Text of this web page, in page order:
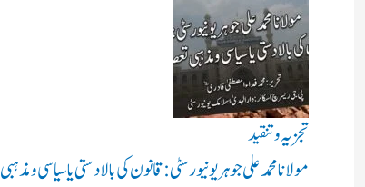
تجزیہ و تنقید
مولانا محمد علی جوہر یونیورسٹی: قانون کی بالادستی یا سیاسی و مذہبی